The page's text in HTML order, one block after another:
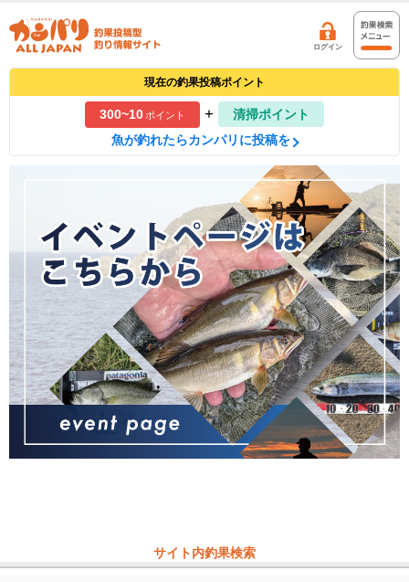
ログイン
現在の釣果投稿ポイント
300~10ポイント +
清掃ポイント
魚が釣れたらカンパリに投稿を
サイト内釣果検索